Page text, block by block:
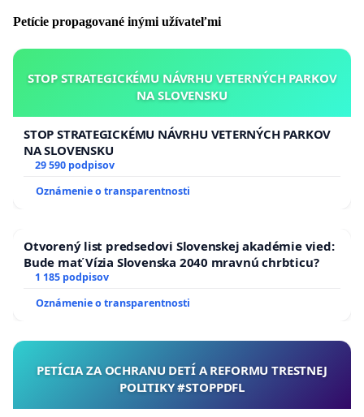
Petície propagované inými užívateľmi
STOP STRATEGICKÉMU NÁVRHU VETERNÝCH PARKOV
NA SLOVENSKU
STOP STRATEGICKÉMU NÁVRHU VETERNÝCH PARKOV
NA SLOVENSKU
29 590 podpisov
Oznámenie o transparentnosti
Otvorený list predsedovi Slovenskej akadémie vied:
Bude mať Vízia Slovenska 2040 mravnú chrbticu?
1 185 podpisov
Oznámenie o transparentnosti
PETÍCIA ZA OCHRANU DETÍ A REFORMU TRESTNEJ
POLITIKY #STOPPDFL